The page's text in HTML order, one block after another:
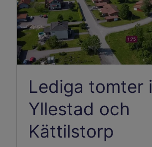
Lediga tomter i
Yllestad och
Kättilstorp